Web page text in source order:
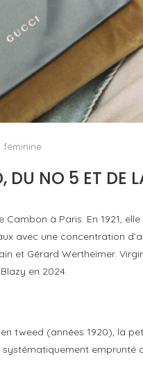
COMMENCE HORS DE
GUCCI
IAKOVOU
féminine
NO 5 ET DE
à Paris. En 1921,
avec une concentration
et Gérard Wertheimer.
en 2024.
tweed (années 1920), la